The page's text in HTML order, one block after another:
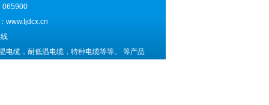
065900
www.tjdcx.cn
电缆，耐低温电缆，特种电缆等等。 等产品